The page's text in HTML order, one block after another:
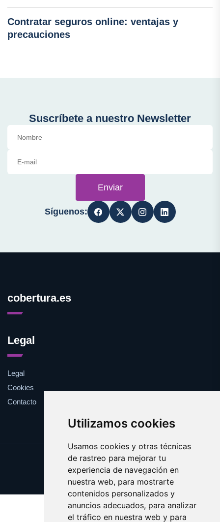
Utilizamos cookies
Usamos cookies y otras técnicas
de rastreo para mejorar tu
experiencia de navegación en
nuestra web, para mostrarte
contenidos personalizados y
anuncios adecuados, para analizar
el tráfico en nuestra web y para
Contratar seguros online: ventajas y
precauciones
Suscríbete a nuestro Newsletter
Enviar
Síguenos:
cobertura.es
Legal
Legal
Cookies
Contacto
Update cookies preferences
Copyright © 2025 cobertura.es